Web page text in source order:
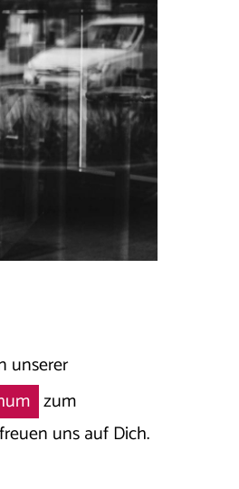
unserer
zum
uns auf Dich.